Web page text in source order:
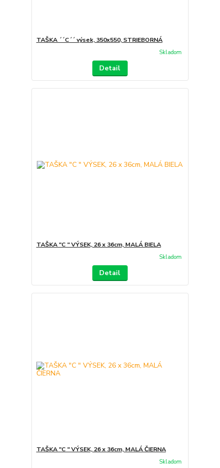
TAŠKA ´´C´´ výsek, 350x550, STRIEBORNÁ
Skladom
Detail
TAŠKA "C " VÝSEK, 26 x 36cm, MALÁ BIELA
Skladom
Detail
TAŠKA "C " VÝSEK, 26 x 36cm, MALÁ ČIERNA
Skladom